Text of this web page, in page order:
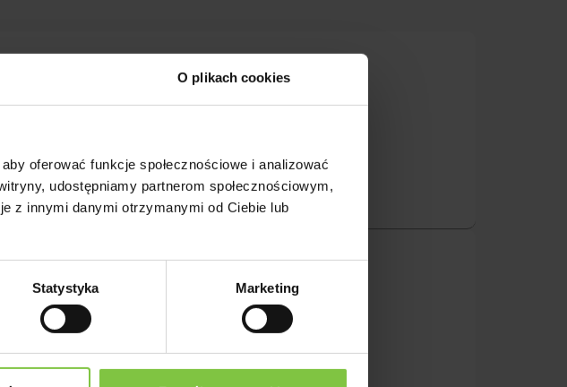
O plikach cookies
oferować funkcje społecznościowe i analizować
udostępniamy partnerom społecznościowym,
z innymi danymi otrzymanymi od Ciebie lub
Statystyka Marketing
- żółtyHodowca - Deliflor